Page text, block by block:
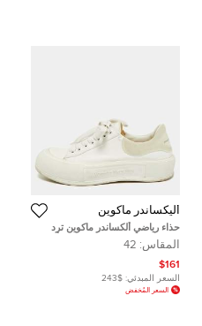
أليكساندر ماكوين
حذاء رياضي ألكساندر ماكوين ترد
سليك كانفاس وكريمي سويدي أبيض
برباط مقاس 42
المقاس: 42
$161
السعر المبدئي: $243
السعر المُخفض